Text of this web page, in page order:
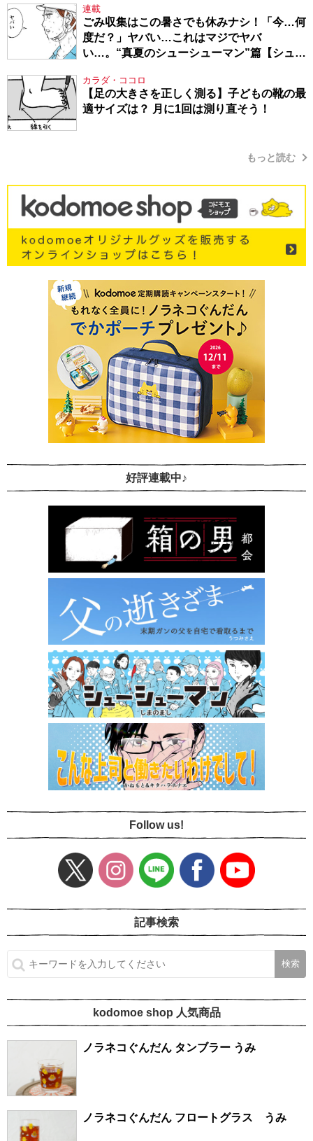
連載
ごみ収集はこの暑さでも休みナシ！「今…何
度だ？」ヤバい…これはマジでヤバ
い…。“真夏のシューシューマン”篇【シュー
カラダ・ココロ
【足の大きさを正しく測る】子どもの靴の最
適サイズは？ 月に1回は測り直そう！
もっと読む
好評連載中♪
Follow us!
記事検索
kodomoe shop 人気商品
ノラネコぐんだん タンブラー うみ
ノラネコぐんだん フロートグラス うみ